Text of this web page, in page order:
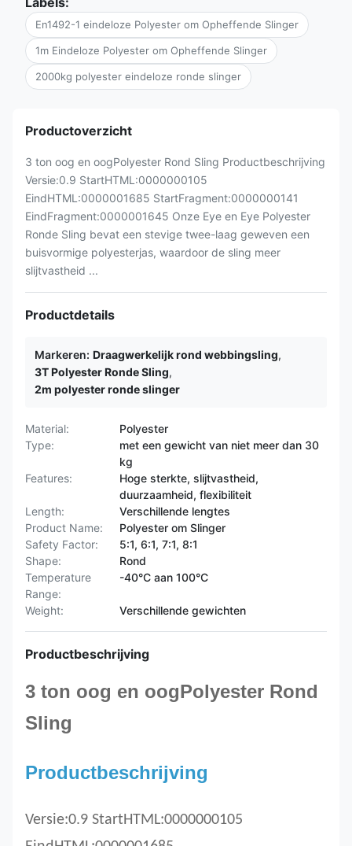
En1492-1 eindeloze Polyester om Opheffende Slinger
1m Eindeloze Polyester om Opheffende Slinger
2000kg polyester eindeloze ronde slinger
Productoverzicht
3 ton oog en oogPolyester Rond Sling Productbeschrijving
Versie:0.9 StartHTML:0000000105
EindHTML:0000001685 StartFragment:0000000141
EindFragment:0000001645 Onze Eye en Eye Polyester
Ronde Sling bevat een stevige twee-laag geweven een
buisvormige polyesterjas, waardoor de sling meer
slijtvastheid ...
Productdetails
Markeren: Draagwerkelijk rond webbingsling,
3T Polyester Ronde Sling,
2m polyester ronde slinger
Material:
Polyester
Type:
met een gewicht van niet meer dan 30
kg
Features:
Hoge sterkte, slijtvastheid,
duurzaamheid, flexibiliteit
Length:
Verschillende lengtes
Product Name:
Polyester om Slinger
Safety Factor:
5:1, 6:1, 7:1, 8:1
Shape:
Rond
Temperature
Range:
-40°C aan 100°C
Weight: Verschillende gewichten
Productbeschrijving
3 ton oog en oogPolyester Rond
Sling
Productbeschrijving
Versie:0.9 StartHTML:0000000105